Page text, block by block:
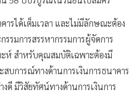
ารได้เต็มเวลา และไม่มีลักษณะต้อง
รมการสรรหากรรมการผู้จัดการ
ะห์ สำหรับคุณสมบัติเฉพาะต้องมี
สบการณ์ทางด้านการเงินการธนาคาร
ดี มีวิสัยทัศน์ทางด้านการเงินการ